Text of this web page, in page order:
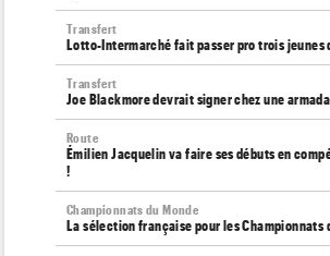
Transfert
Lotto-Intermarché fait passer pro trois jeunes
Transfert
Joe Blackmore devrait signer chez une
Route
Émilien Jacquelin va faire ses débuts en
!
Championnats du Monde
La sélection française pour les Championnats